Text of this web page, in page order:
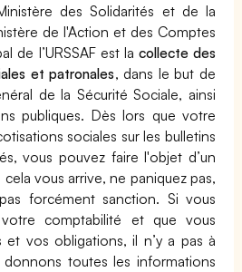
des Solidarités et de la
de l'Action et des Comptes
de l’URSSAF est la collecte des
et patronales, dans le but de
de la Sécurité Sociale, ainsi
publiques. Dès lors que votre
sociales sur les bulletins
vous pouvez faire l'objet d’un
cela vous arrive, ne paniquez pas,
forcément sanction. Si vous
comptabilité et que vous
et vos obligations, il n’y a pas à
donnons toutes les informations